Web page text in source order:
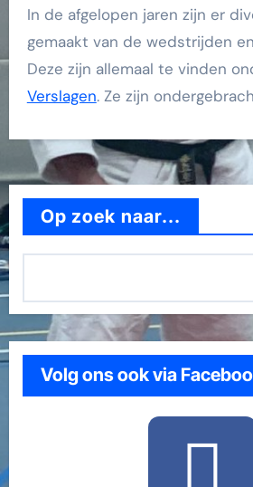
In de afgelopen jaren zijn er
gemaakt van de wedstrijden
Deze zijn allemaal te vinden
Verslagen. Ze zijn
Op zoek naar...
Volg ons ook via